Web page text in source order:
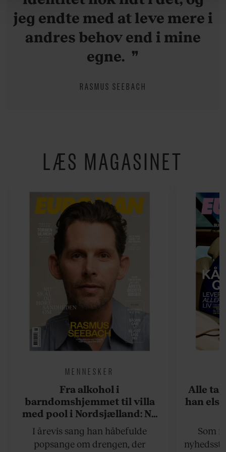
hermed i både voresprivatlivspolitikogcookiepolitik .
jeg endte med at leve mere i
andres behov end i mine
egne.
RASMUS SEEBACH
LÆS MAGASINET
MENNESKER
Fra alkohol i
barndomshjemmet til villa
med pool i Nordsjælland: Nu
skal du høre sandheden om
Rasmus Seebach
I årevis sang han håbefulde
popsange om drengen, der
Alle
han
Som